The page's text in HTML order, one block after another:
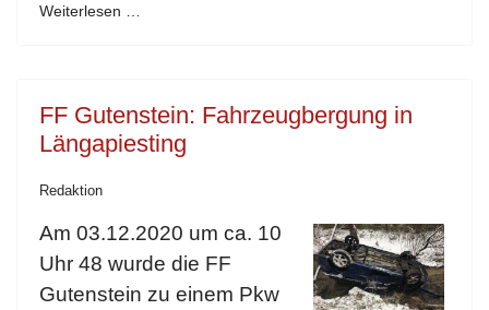
Weiterlesen …
FF Gutenstein: Fahrzeugbergung in
Längapiesting
Redaktion
Am 03.12.2020 um ca. 10
Uhr 48 wurde die FF
Gutenstein zu einem Pkw